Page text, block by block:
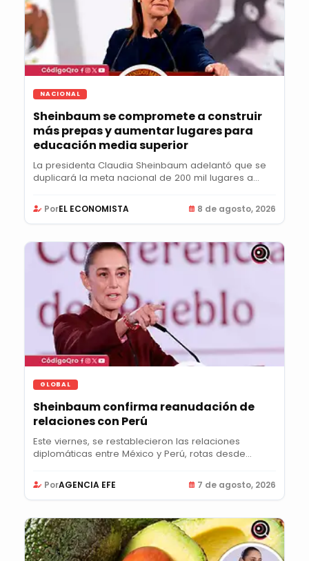
NACIONAL
Sheinbaum se compromete a construir
más prepas y aumentar lugares para
educación media superior
La presidenta Claudia Sheinbaum adelantó que se
duplicará la meta nacional de 200 mil lugares a
PorEL ECONOMISTA 8 de agosto, 2026
GLOBAL
Sheinbaum confirma reanudación de
relaciones con Perú
Este viernes, se restablecieron las relaciones
diplomáticas entre México y Perú, rotas desde...
PorAGENCIA EFE 7 de agosto, 2026